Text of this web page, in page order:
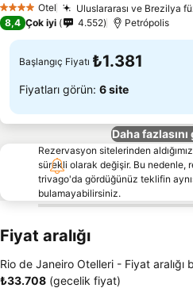
4 Yıldız Otel Uluslararası ve Brezilya
8,4 Çok iyi 4.552 Petrópolis
Başlangıç Fiyatı ₺1.381
Fiyatları görün: 6 site
Daha
Rezervasyon sitelerinden
sürekli olarak değişir. Bu
trivago'da gördüğünüz teklifin
bulamayabilirsiniz.
Fiyat aralığı
Rio de Janeiro Otelleri - Fiyat aralığı
‎₺33.708 (gecelik fiyat)